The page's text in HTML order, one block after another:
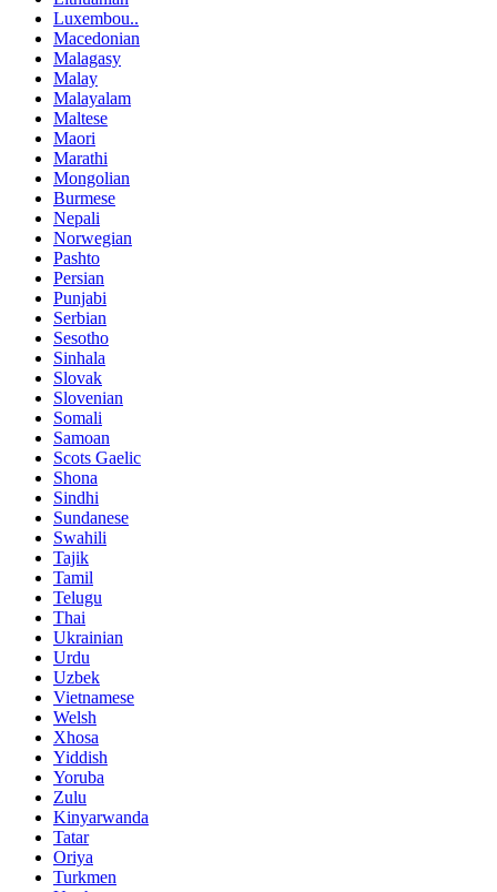
Luxembou..
Macedonian
Malagasy
Malay
Malayalam
Maltese
Maori
Marathi
Mongolian
Burmese
Nepali
Norwegian
Pashto
Persian
Punjabi
Serbian
Sesotho
Sinhala
Slovak
Slovenian
Somali
Samoan
Scots Gaelic
Shona
Sindhi
Sundanese
Swahili
Tajik
Tamil
Telugu
Thai
Ukrainian
Urdu
Uzbek
Vietnamese
Welsh
Xhosa
Yiddish
Yoruba
Zulu
Kinyarwanda
Tatar
Oriya
Turkmen